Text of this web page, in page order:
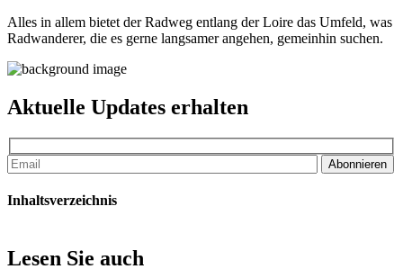
Alles in allem bietet der Radweg entlang der Loire das Umfeld, was
Radwanderer, die es gerne langsamer angehen, gemeinhin suchen.
Aktuelle Updates erhalten
Abonnieren
Inhaltsverzeichnis
Lesen Sie auch